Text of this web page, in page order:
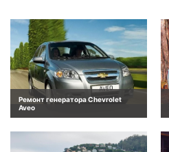
Ремонт генератора Chevrolet
Aveo